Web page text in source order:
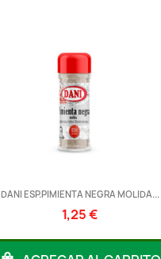
DANI ESP.PIMIENTA NEGRA MOLIDA...
1,25 €